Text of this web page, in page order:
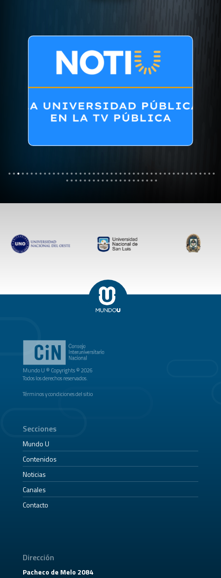
Mundo U ® Copyrights © 2026
Todos los derechos reservados.
Términos y condiciones del sitio
Secciones
Mundo U
Contenidos
Noticias
Canales
Contacto
Dirección
Pacheco de Melo 2084